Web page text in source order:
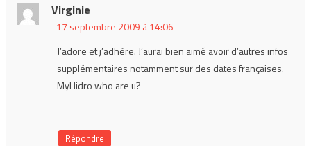
Virginie
17 septembre 2009 à 14:06
J’adore et j’adhère. J’aurai bien aimé avoir d’autres infos
supplémentaires notamment sur des dates françaises.
MyHidro who are u?
Répondre